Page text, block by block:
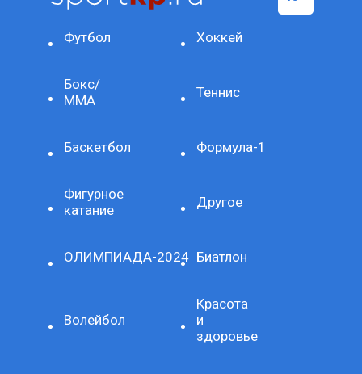
Футбол Хоккей
Бокс/
ММА
Теннис
Баскетбол Формула-1
Фигурное
катание
Другое
ОЛИМПИАДА-2024 Биатлон
Волейбол
Красота
и
здоровье